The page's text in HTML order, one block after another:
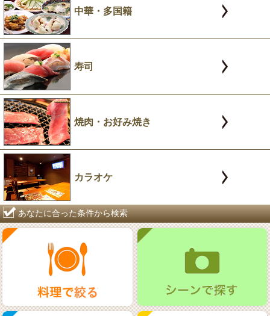
中華・多国籍
寿司
焼肉・お好み焼き
カラオケ
あなたに合った条件から検索